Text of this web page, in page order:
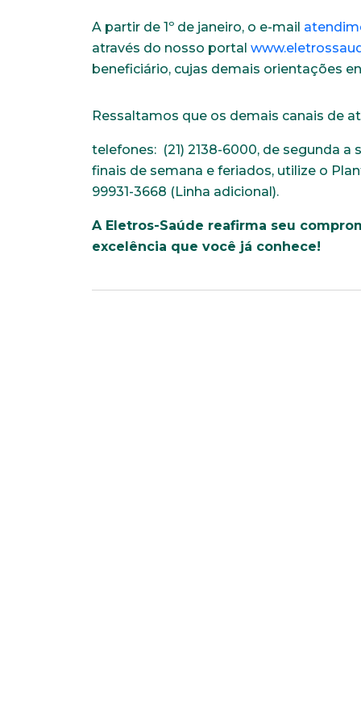
A partir de 1º de janeiro, o e-mail
através do nosso portal
beneficiário, cujas demais orientações
Ressaltamos que os demais canais de
telefones: (21) 2138-6000, de segunda a
finais de semana e feriados, utilize o
99931-3668 (Linha adicional).
A Eletros-Saúde reafirma seu
excelência que você já conhece!
Faça parte de uma